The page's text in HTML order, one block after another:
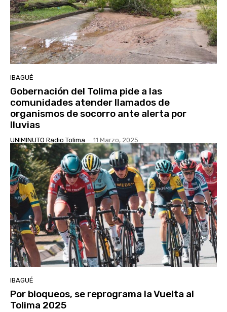
IBAGUÉ
Gobernación del Tolima pide a las
comunidades atender llamados de
organismos de socorro ante alerta por
lluvias
UNIMINUTO Radio Tolima - 11 Marzo, 2025
IBAGUÉ
Por bloqueos, se reprograma la Vuelta al
Tolima 2025